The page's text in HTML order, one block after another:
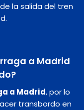
la salida del tren
a Madrid
a Madrid, por lo
transbordo en